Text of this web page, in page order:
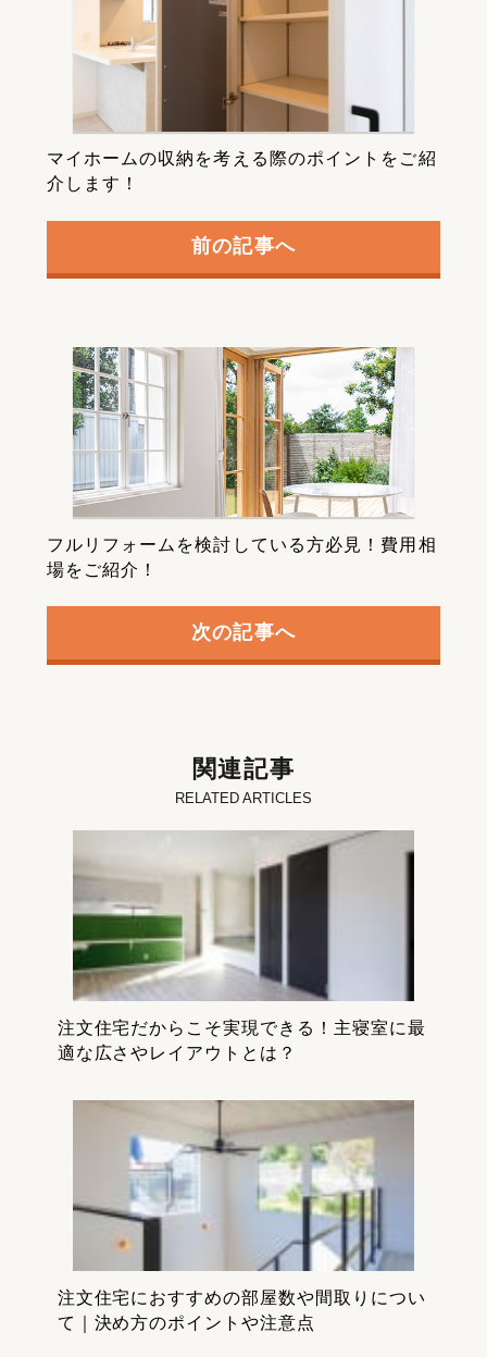
マイホームの収納を考える際のポイントをご紹
介します！
前の記事へ
フルリフォームを検討している方必見！費用相
場をご紹介！
次の記事へ
関連記事
RELATED ARTICLES
注文住宅だからこそ実現できる！主寝室に最
適な広さやレイアウトとは？￼
注文住宅におすすめの部屋数や間取りについ
て｜決め方のポイントや注意点